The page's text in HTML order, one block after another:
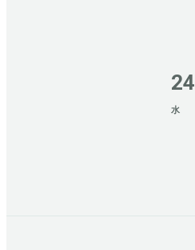
24
水